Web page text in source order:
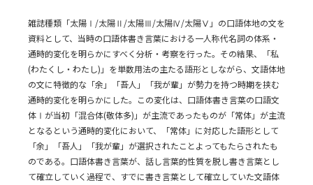
雑誌種類「太陽Ⅰ/太陽Ⅱ/太陽Ⅲ/太陽Ⅳ/太陽Ⅴ」の口語体地の文を
資料として、当時の口語体書き言葉における一人称代名詞の体系・
通時的変化を明らかにすべく分析・考察を行った。その結果、「私
(わたくし・わたし)」を単数用法の主たる語形としながら、文語体地
の文に特徴的な「余」「吾人」「我が輩」が勢力を持つ時期を挟む
通時的変化を明らかにした。この変化は、口語体書き言葉の口語文
体Ⅰが当初「混合体(敬体多)」が主流であったものが「常体」が主流
となるという通時的変化において、「常体」に対応した語形として
「余」「吾人」「我が輩」が選択されたことよってもたらされたも
のである。口語体書き言葉が、話し言葉的性質を脱し書き言葉とし
て確立していく過程で、すでに書き言葉として確立していた文語体